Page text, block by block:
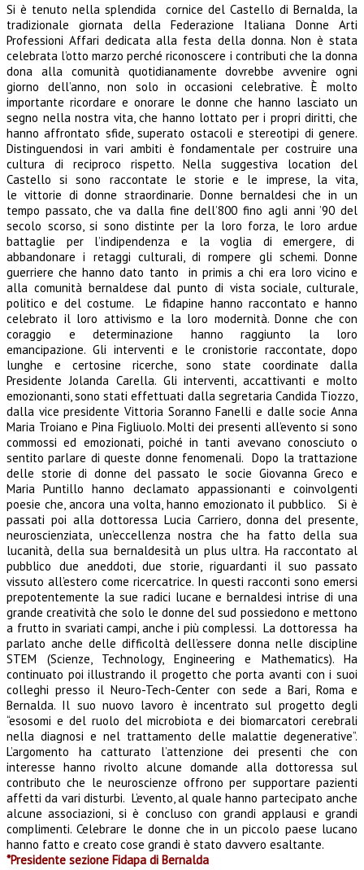
Si è tenuto nella splendida cornice del Castello di Bernalda, la
tradizionale giornata della Federazione Italiana Donne Arti
Professioni Affari dedicata alla festa della donna. Non è stata
celebrata l’otto marzo perché riconoscere i contributi che la donna
dona alla comunità quotidianamente dovrebbe avvenire ogni
giorno dell’anno, non solo in occasioni celebrative. È molto
importante ricordare e onorare le donne che hanno lasciato un
segno nella nostra vita, che hanno lottato per i propri diritti, che
hanno affrontato sfide, superato ostacoli e stereotipi di genere.
Distinguendosi in vari ambiti è fondamentale per costruire una
cultura di reciproco rispetto. Nella suggestiva location del
Castello si sono raccontate le storie e le imprese, la vita,
le vittorie di donne straordinarie. Donne bernaldesi che in un
tempo passato, che va dalla fine dell’800 fino agli anni ’90 del
secolo scorso, si sono distinte per la loro forza, le loro ardue
battaglie per l’indipendenza e la voglia di emergere, di
abbandonare i retaggi culturali, di rompere gli schemi. Donne
guerriere che hanno dato tanto in primis a chi era loro vicino e
alla comunità bernaldese dal punto di vista sociale, culturale,
politico e del costume. Le fidapine hanno raccontato e hanno
celebrato il loro attivismo e la loro modernità. Donne che con
coraggio e determinazione hanno raggiunto la loro
emancipazione. Gli interventi e le cronistorie raccontate, dopo
lunghe e certosine ricerche, sono state coordinate dalla
Presidente Jolanda Carella. Gli interventi, accattivanti e molto
emozionanti, sono stati effettuati dalla segretaria Candida Tiozzo,
dalla vice presidente Vittoria Soranno Fanelli e dalle socie Anna
Maria Troiano e Pina Figliuolo. Molti dei presenti all’evento si sono
commossi ed emozionati, poiché in tanti avevano conosciuto o
sentito parlare di queste donne fenomenali. Dopo la trattazione
delle storie di donne del passato le socie Giovanna Greco e
Maria Puntillo hanno declamato appassionanti e coinvolgenti
poesie che, ancora una volta, hanno emozionato il pubblico. Si è
passati poi alla dottoressa Lucia Carriero, donna del presente,
neuroscienziata, un’eccellenza nostra che ha fatto della sua
lucanità, della sua bernaldesità un plus ultra. Ha raccontato al
pubblico due aneddoti, due storie, riguardanti il suo passato
vissuto all’estero come ricercatrice. In questi racconti sono emersi
prepotentemente la sue radici lucane e bernaldesi intrise di una
grande creatività che solo le donne del sud possiedono e mettono
a frutto in svariati campi, anche i più complessi. La dottoressa ha
parlato anche delle difficoltà dell’essere donna nelle discipline
STEM (Scienze, Technology, Engineering e Mathematics). Ha
continuato poi illustrando il progetto che porta avanti con i suoi
colleghi presso il Neuro-Tech-Center con sede a Bari, Roma e
Bernalda. Il suo nuovo lavoro è incentrato sul progetto degli
“esosomi e del ruolo del microbiota e dei biomarcatori cerebrali
nella diagnosi e nel trattamento delle malattie degenerative”.
L’argomento ha catturato l’attenzione dei presenti che con
interesse hanno rivolto alcune domande alla dottoressa sul
contributo che le neuroscienze offrono per supportare pazienti
affetti da vari disturbi. L’evento, al quale hanno partecipato anche
alcune associazioni, si è concluso con grandi applausi e grandi
complimenti. Celebrare le donne che in un piccolo paese lucano
hanno fatto e creato cose grandi è stato davvero esaltante.
*Presidente sezione Fidapa di Bernalda